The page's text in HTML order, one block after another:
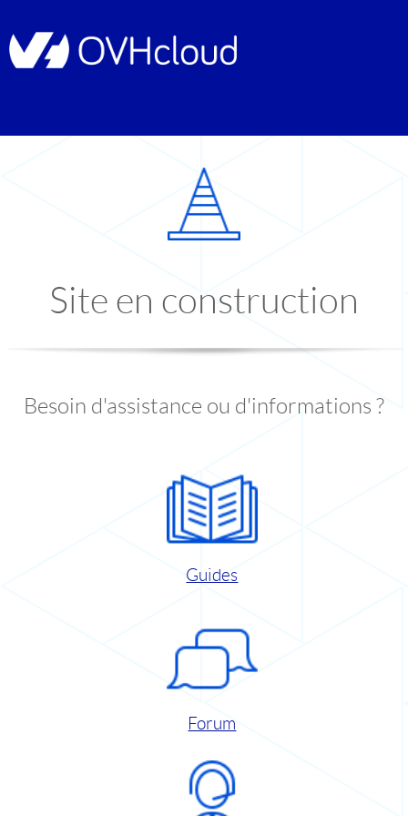
Site en construction
Besoin d'assistance ou d'informations ?
Guides
Forum